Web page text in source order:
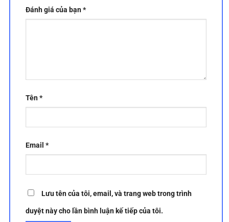
Đánh giá của bạn*
Tên*
Email *
Lưu tên của tôi, email, và trang web trong trình
duyệt này cho lần bình luận kế tiếp của tôi.